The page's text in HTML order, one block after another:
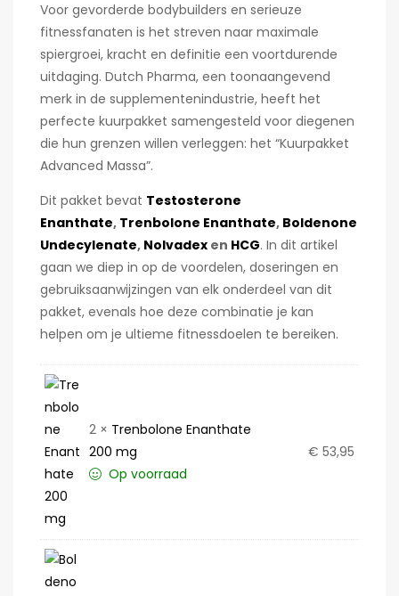
Voor gevorderde bodybuilders en serieuze
fitnessfanaten is het streven naar maximale
spiergroei, kracht en definitie een voortdurende
uitdaging. Dutch Pharma, een toonaangevend
merk in de supplementenindustrie, heeft het
perfecte kuurpakket samengesteld voor diegenen
die hun grenzen willen verleggen: het “Kuurpakket
Advanced Massa”.
Dit pakket bevat Testosterone
Enanthate, Trenbolone Enanthate, Boldenone
Undecylenate, Nolvadex en HCG. In dit artikel
gaan we diep in op de voordelen, doseringen en
gebruiksaanwijzingen van elk onderdeel van dit
pakket, evenals hoe deze combinatie je kan
helpen om je ultieme fitnessdoelen te bereiken.
2 × Trenbolone Enanthate
200 mg
Op voorraad
€ 53,95